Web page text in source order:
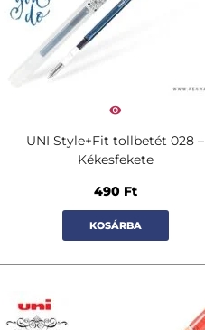
UNI Style+Fit tollbetét 028 –
Kékesfekete
490 Ft
KOSÁRBA